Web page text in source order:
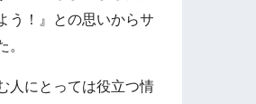
う！』との思いからサ
。
人にとっては役立つ情